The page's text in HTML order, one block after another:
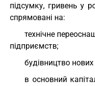
підсумку, гривень у
спрямовані на:
технічне
підприємств;
будівництво
в основний